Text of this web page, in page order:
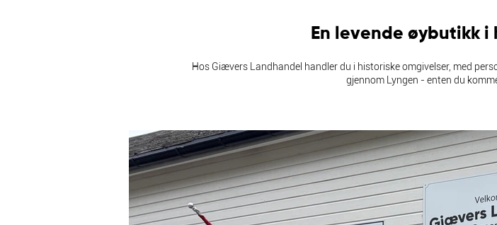
En levende øybutikk
Hos Giævers Landhandel handler du i historiske omgivelser, med
gjennom Lyngen - enten du